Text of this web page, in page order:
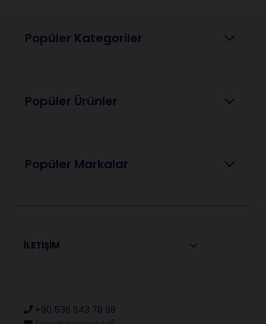
Popüler Kategoriler
Popüler Ürünler
Popüler Markalar
İLETİŞİM
+90 536 643 78 98